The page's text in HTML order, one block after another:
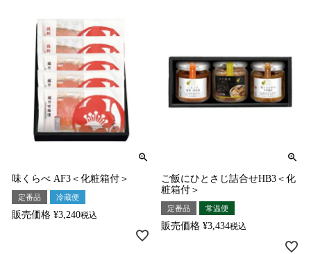
味くらべ AF3＜化粧箱付＞
定番品 冷蔵便
販売価格 ¥3,240税込
ご飯にひとさじ詰合せHB3＜化
粧箱付＞
定番品 常温便
販売価格 ¥3,434税込